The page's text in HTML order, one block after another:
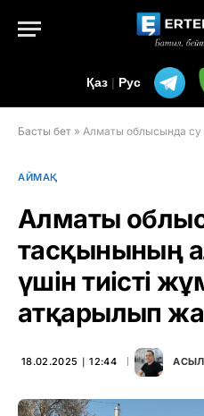
Қаз | Рус
Басты бет » Алматы облысында су тасқынының
АЙМАҚ
Алматы
тасқынының
үшін тиісті
атқарылып
18.02.2025 ∣ 12:44